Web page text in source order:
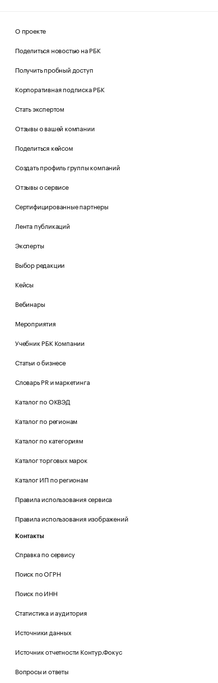
О проекте
Поделиться новостью на РБК
Получить пробный доступ
Корпоративная подписка РБК
Стать экспертом
Отзывы о вашей компании
Поделиться кейсом
Создать профиль группы компаний
Отзывы о сервисе
Сертифицированные партнеры
Лента публикаций
Эксперты
Выбор редакции
Кейсы
Вебинары
Мероприятия
Учебник РБК Компании
Статьи о бизнесе
Словарь PR и маркетинга
Каталог по ОКВЭД
Каталог по регионам
Каталог по категориям
Каталог торговых марок
Каталог ИП по регионам
Правила использования сервиса
Правила использования изображений
Контакты
Справка по сервису
Поиск по ОГРН
Поиск по ИНН
Статистика и аудитория
Источники данных
Источник отчетности Контур.Фокус
Вопросы и ответы